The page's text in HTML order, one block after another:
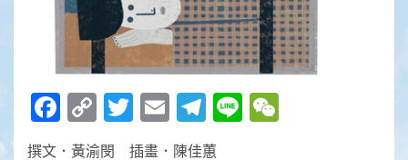
Facebook
Copy
Link
Twitter
EmailTelegram
Line
撰文．黃渝閔 插畫．陳佳蕙